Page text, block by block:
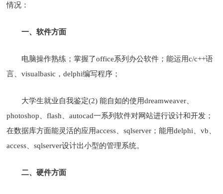
情况：
一、软件方面
电脑操作熟练；掌握了office系列办公软件；能运用c/c++语
言、visualbasic，delphi编写程序；
大学生就业自我鉴定(2) 能自如的使用dreamweaver、
photoshop、flash、autocad一系列软件对网站进行设计和开发；
在数据库方面能灵活的应用access、sqlserver；能用delphi、vb、
access、sqlserver设计出小型的管理系统。
二、硬件方面